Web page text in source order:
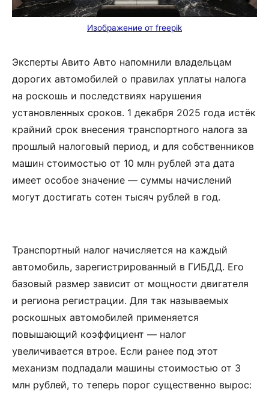
Изображение от freepik
Эксперты Авито Авто напомнили владельцам
дорогих автомобилей о правилах уплаты налога
на роскошь и последствиях нарушения
установленных сроков. 1 декабря 2025 года истёк
крайний срок внесения транспортного налога за
прошлый налоговый период, и для собственников
машин стоимостью от 10 млн рублей эта дата
имеет особое значение — суммы начислений
могут достигать сотен тысяч рублей в год.
Транспортный налог начисляется на каждый
автомобиль, зарегистрированный в ГИБДД. Его
базовый размер зависит от мощности двигателя
и региона регистрации. Для так называемых
роскошных автомобилей применяется
повышающий коэффициент — налог
увеличивается втрое. Если ранее под этот
механизм подпадали машины стоимостью от 3
млн рублей, то теперь порог существенно вырос: